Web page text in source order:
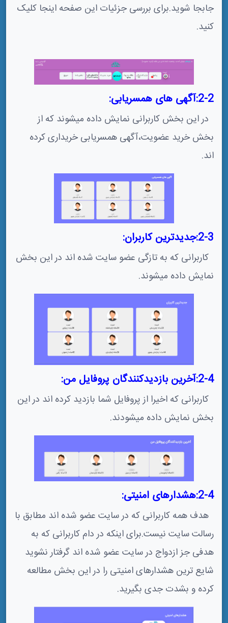
جابجا شوید.برای بررسی جزئیات این صفحه اینجا کلیک
کنید.
2-2:آگهی های همسریابی:
در این بخش کاربرانی نمایش داده میشوند که از
بخش خرید عضویت،آگهی همسریابی خریداری کرده
اند.
2-3:جدیدترین کاربران:
کاربرانی که به تازگی عضو سایت شده اند در این بخش
نمایش داده میشوند.
2-4:آخرین بازدیدکنندگان پروفایل من:
کاربرانی که اخیرا از پروفایل شما بازدید کرده اند در این
بخش نمایش داده میشودند.
2-4:هشدارهای امنیتی:
هدف همه کاربرانی که در سایت عضو شده اند مطابق با
رسالت سایت نیست.برای اینکه در دام کاربرانی که به
هدفی جز ازدواج در سایت عضو شده اند گرفتار نشوید
شایع ترین هشدارهای امنیتی را در این بخش مطالعه
کرده و بشدت جدی بگیرید.